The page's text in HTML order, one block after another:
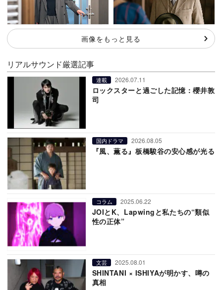
画像をもっと見る
リアルサウンド厳選記事
連載 2026.07.11
ロックスターと過ごした記憶：櫻井敦
司
国内ドラマ 2026.08.05
『風、薫る』板橋駿谷の安心感が光る
コラム 2025.06.22
JOIとK、Lapwingと私たちの“類似
性の正体”
文芸 2025.08.01
SHINTANI × ISHIYAが明かす、噂の
真相